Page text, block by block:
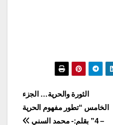
الثورة والحرية… الجزء
الخامس “تطور مفهوم الحرية
– 4” بقلم:- محمد السني